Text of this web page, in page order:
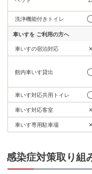
洗浄機能付きトイレ
車いすを ご利用の方へ
車いすの宿泊対応 ✕
館内車いす貸出
車いす対応共用トイレ
車いす対応客室 ✕
車いす専用駐車場 ✕
感染症対策取り組